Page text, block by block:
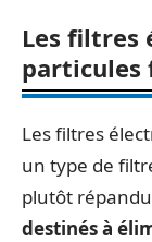
Les filtres
particules
Les filtres
un type de
plutôt
destinés à